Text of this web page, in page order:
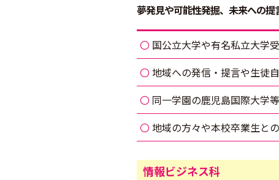
夢発見や可能性発掘、未来への
国公立大学や有名私立大学
地域への発信・提言や生徒
同一学園の鹿児島国際大学
地域の方々や本校卒業生と
情報ビジネス科